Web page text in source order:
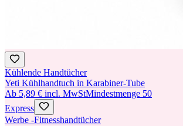
Kühlende Handtücher
Yeti Kühlhandtuch in Karabiner-Tube
Ab 5,89 € incl. MwStMindestmenge 50
Express
Werbe -Fitnesshandtücher